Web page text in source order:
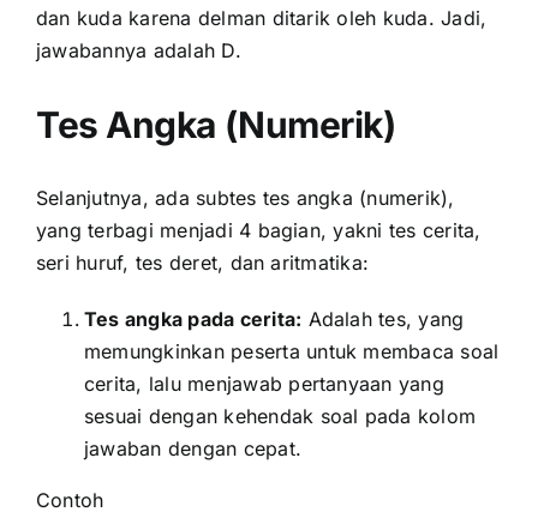
dan kuda karena delman ditarik oleh kuda. Jadi,
jawabannya adalah D.
Tes Angka (Numerik)
Selanjutnya, ada subtes tes angka (numerik),
yang terbagi menjadi 4 bagian, yakni tes cerita,
seri huruf, tes deret, dan aritmatika:
Tes angka pada cerita: Adalah tes, yang
memungkinkan peserta untuk membaca soal
cerita, lalu menjawab pertanyaan yang
sesuai dengan kehendak soal pada kolom
jawaban dengan cepat.
Contoh